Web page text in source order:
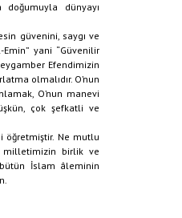
dünyayı
güvenini, saygı ve
yani “Güvenilir
Efendimizin
olmalıdır. O’nun
O’nun manevi
çok şefkatli ve
öğretmiştir. Ne mutlu
milletimizin birlik ve
İslam âleminin